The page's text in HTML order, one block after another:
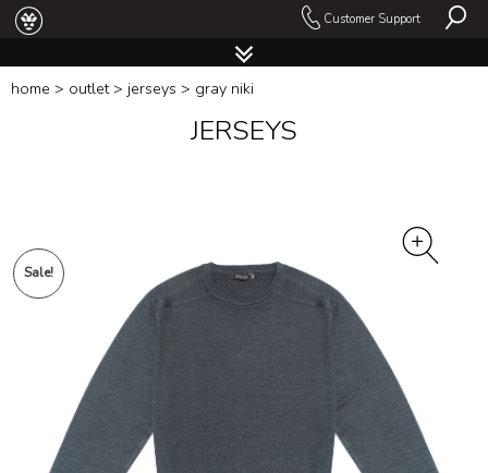
Customer Support
home > outlet> jerseys > gray niki
JERSEYS
Sale!